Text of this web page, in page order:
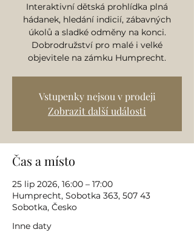
Interaktivní dětská prohlídka plná
hádanek, hledání indicií, zábavných
úkolů a sladké odměny na konci.
Dobrodružství pro malé i velké
objevitele na zámku Humprecht.
Vstupenky nejsou v prodeji
Zobrazit další události
Čas a místo
25 lip 2026, 16:00 – 17:00
Humprecht, Sobotka 363, 507 43
Sobotka, Česko
Inne daty